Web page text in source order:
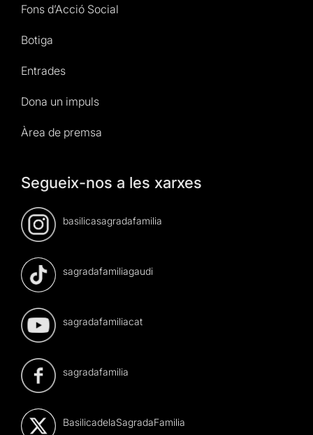
Fons d’Acció Social
Botiga
Entrades
Dona un impuls
Àrea de premsa
Segueix-nos a les xarxes
basilicasagradafamilia
sagradafamiliagaudi
sagradafamiliacat
sagradafamilia
BasilicadelaSagradaFamilia